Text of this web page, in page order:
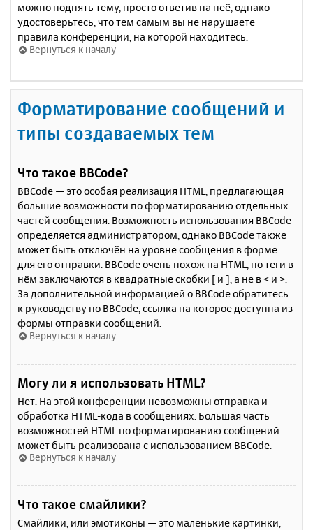
можно поднять тему, просто ответив на неё, однако
удостоверьтесь, что тем самым вы не нарушаете
правила конференции, на которой находитесь.
Вернуться к началу
Форматирование сообщений и
типы создаваемых тем
Что такое BBCode?
BBCode — это особая реализация HTML, предлагающая
большие возможности по форматированию отдельных
частей сообщения. Возможность использования BBCode
определяется администратором, однако BBCode также
может быть отключён на уровне сообщения в форме
для его отправки. BBCode очень похож на HTML, но теги в
нём заключаются в квадратные скобки [ и ], а не в < и >.
За дополнительной информацией о BBCode обратитесь
к руководству по BBCode, ссылка на которое доступна из
формы отправки сообщений.
Вернуться к началу
Могу ли я использовать HTML?
Нет. На этой конференции невозможны отправка и
обработка HTML-кода в сообщениях. Большая часть
возможностей HTML по форматированию сообщений
может быть реализована с использованием BBCode.
Вернуться к началу
Что такое смайлики?
Смайлики, или эмотиконы — это маленькие картинки,